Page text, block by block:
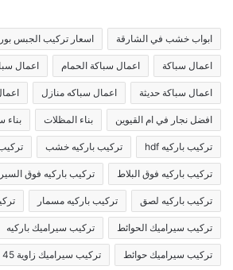
ابواب خشب في الشارقة اسعار تركيب الجبس
اعمال سباكة اعمال سباكة الحمام اعمال
اعمال سباكة حديثة اعمال سباكه منازل
افضل نجار في ام القيوين بناء المظلات بناء
تركيب باركيه hdf تركيب باركيه خشب
تركيب باركيه فوق البلاط تركيب باركيه فوق
تركيب باركيه لصق تركيب باركيه مسمار
تركيب سيراميك الحوائط تركيب سيراميك باركيه
تركيب سيراميك حوائط تركيب سيراميك زاوية 45